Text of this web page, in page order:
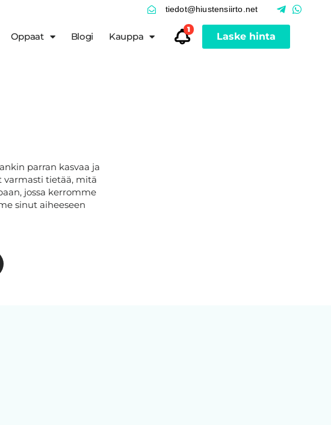
tiedot@hiustensiirto.net
Oppaat Blogi Kauppa
1
Laske hinta
parran kasvaa ja
varmasti tietää, mitä
jossa kerromme
sinut aiheeseen